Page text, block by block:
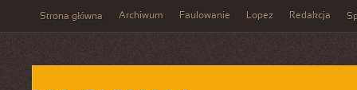
Strona główna Archiwum Faulowanie Lopez Redakcja